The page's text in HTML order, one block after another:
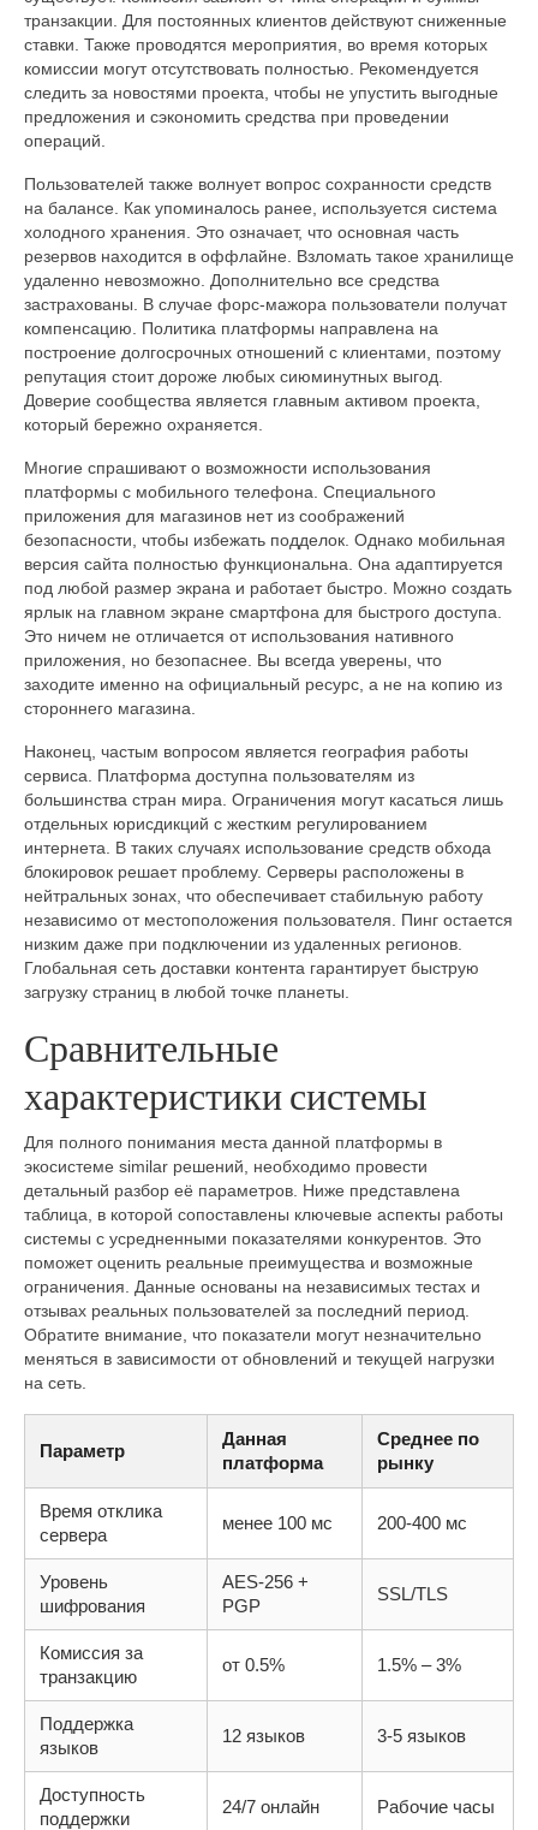
транзакции. Для постоянных клиентов действуют сниженные
ставки. Также проводятся мероприятия, во время которых
комиссии могут отсутствовать полностью. Рекомендуется
следить за новостями проекта, чтобы не упустить выгодные
предложения и сэкономить средства при проведении
операций.
Пользователей также волнует вопрос сохранности средств
на балансе. Как упоминалось ранее, используется система
холодного хранения. Это означает, что основная часть
резервов находится в оффлайне. Взломать такое хранилище
удаленно невозможно. Дополнительно все средства
застрахованы. В случае форс-мажора пользователи получат
компенсацию. Политика платформы направлена на
построение долгосрочных отношений с клиентами, поэтому
репутация стоит дороже любых сиюминутных выгод.
Доверие сообщества является главным активом проекта,
который бережно охраняется.
Многие спрашивают о возможности использования
платформы с мобильного телефона. Специального
приложения для магазинов нет из соображений
безопасности, чтобы избежать подделок. Однако мобильная
версия сайта полностью функциональна. Она адаптируется
под любой размер экрана и работает быстро. Можно создать
ярлык на главном экране смартфона для быстрого доступа.
Это ничем не отличается от использования нативного
приложения, но безопаснее. Вы всегда уверены, что
заходите именно на официальный ресурс, а не на копию из
стороннего магазина.
Наконец, частым вопросом является география работы
сервиса. Платформа доступна пользователям из
большинства стран мира. Ограничения могут касаться лишь
отдельных юрисдикций с жестким регулированием
интернета. В таких случаях использование средств обхода
блокировок решает проблему. Серверы расположены в
нейтральных зонах, что обеспечивает стабильную работу
независимо от местоположения пользователя. Пинг остается
низким даже при подключении из удаленных регионов.
Глобальная сеть доставки контента гарантирует быструю
загрузку страниц в любой точке планеты.
Сравнительные
характеристики системы
Для полного понимания места данной платформы в
экосистеме similar решений, необходимо провести
детальный разбор её параметров. Ниже представлена
таблица, в которой сопоставлены ключевые аспекты работы
системы с усредненными показателями конкурентов. Это
поможет оценить реальные преимущества и возможные
ограничения. Данные основаны на независимых тестах и
отзывах реальных пользователей за последний период.
Обратите внимание, что показатели могут незначительно
меняться в зависимости от обновлений и текущей нагрузки
на сеть.
Параметр
Данная
платформа
Среднее по
рынку
Время отклика
сервера
менее 100 мс 200-400 мс
Уровень
шифрования
AES-256 +
PGP
SSL/TLS
Комиссия за
транзакцию
от 0.5% 1.5% – 3%
Поддержка
языков
12 языков 3-5 языков
Доступность
поддержки
24/7 онлайн Рабочие часы